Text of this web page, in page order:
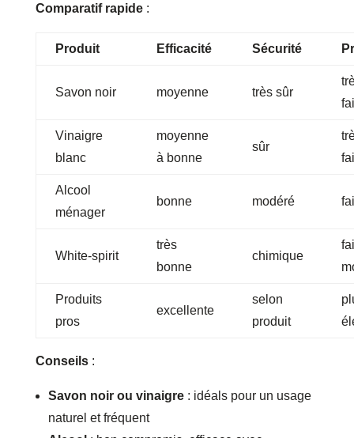
Comparatif rapide:
Produit Efficacité Sécurité
Savon noir moyenne très sûr
Vinaigre
blanc
moyenne
à bonne
sûr
Alcool
ménager
bonne modéré
White‑spirit
très
bonne
chimique
Produits
pros
excellente
selon
produit
Conseils:
Savon noir ou vinaigre: idéals pour un usage
naturel et fréquent